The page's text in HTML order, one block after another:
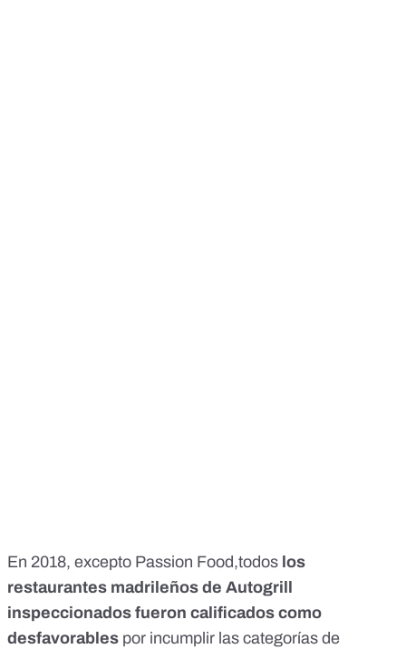
En 2018, excepto Passion Food,todos los
restaurantes madrileños de Autogrill
inspeccionados fueron calificados como
desfavorables por incumplir las categorías de